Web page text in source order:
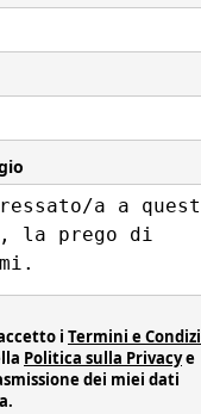
i Termini e
Politica sulla Privacye
dei miei dati